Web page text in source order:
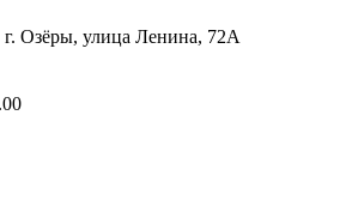
г. Озёры, улица Ленина, 72А